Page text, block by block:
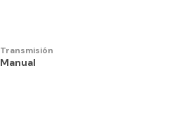
Transmisión
Manual